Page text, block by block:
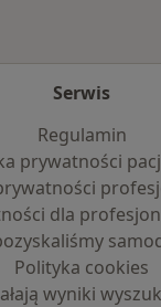
Serwis
Regulamin
prywatności
dla
Polityka cookies
wyniki